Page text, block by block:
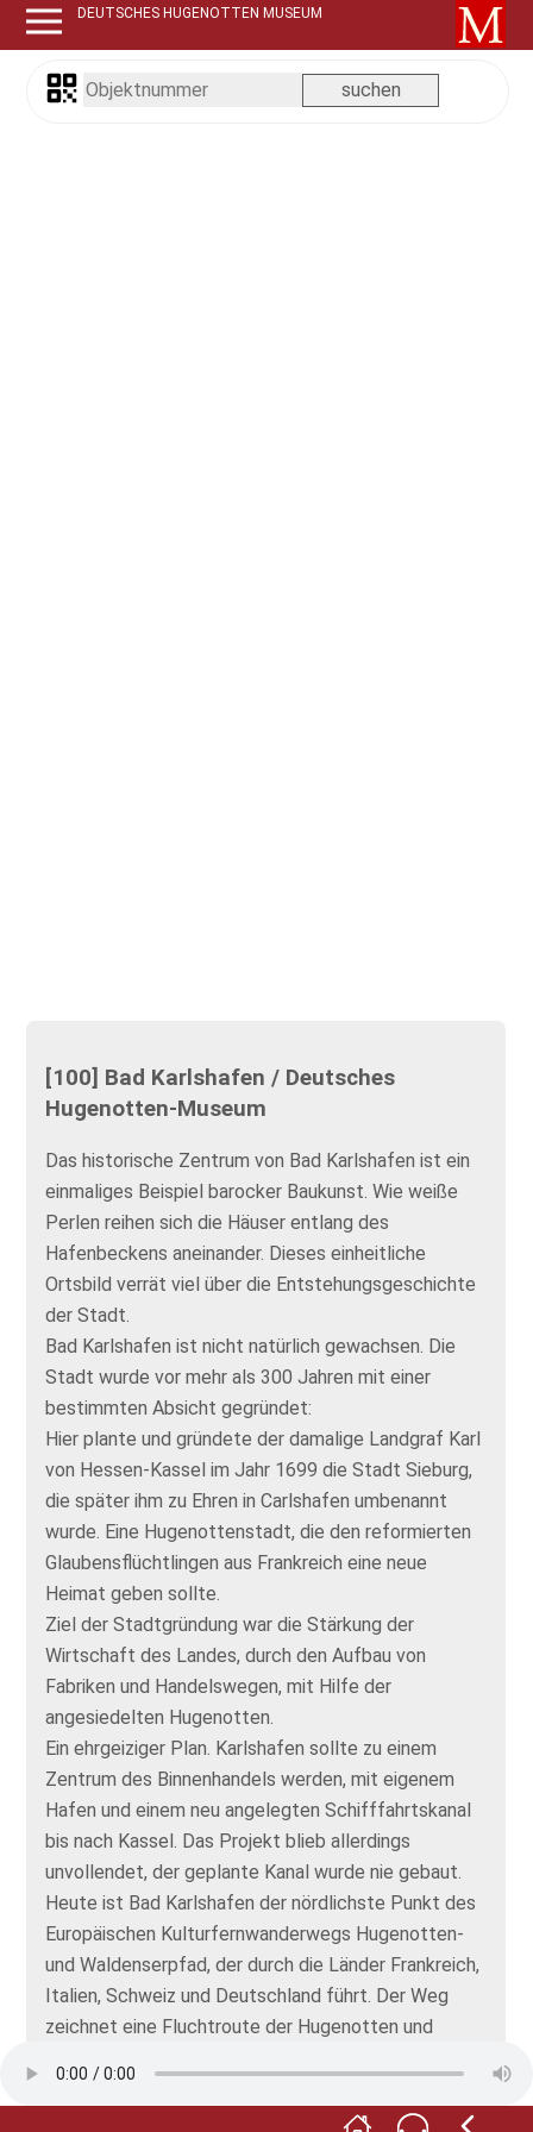
DEUTSCHES HUGENOTTEN MUSEUM
[100] Bad Karlshafen / Deutsches
Hugenotten-Museum
Das historische Zentrum von Bad Karlshafen ist ein
einmaliges Beispiel barocker Baukunst. Wie weiße
Perlen reihen sich die Häuser entlang des
Hafenbeckens aneinander. Dieses einheitliche
Ortsbild verrät viel über die Entstehungsgeschichte
der Stadt.
Bad Karlshafen ist nicht natürlich gewachsen. Die
Stadt wurde vor mehr als 300 Jahren mit einer
bestimmten Absicht gegründet:
Hier plante und gründete der damalige Landgraf Karl
von Hessen-Kassel im Jahr 1699 die Stadt Sieburg,
die später ihm zu Ehren in Carlshafen umbenannt
wurde. Eine Hugenottenstadt, die den reformierten
Glaubensflüchtlingen aus Frankreich eine neue
Heimat geben sollte.
Ziel der Stadtgründung war die Stärkung der
Wirtschaft des Landes, durch den Aufbau von
Fabriken und Handelswegen, mit Hilfe der
angesiedelten Hugenotten.
Ein ehrgeiziger Plan. Karlshafen sollte zu einem
Zentrum des Binnenhandels werden, mit eigenem
Hafen und einem neu angelegten Schifffahrtskanal
bis nach Kassel. Das Projekt blieb allerdings
unvollendet, der geplante Kanal wurde nie gebaut.
Heute ist Bad Karlshafen der nördlichste Punkt des
Europäischen Kulturfernwanderwegs Hugenotten-
und Waldenserpfad, der durch die Länder Frankreich,
Italien, Schweiz und Deutschland führt. Der Weg
zeichnet eine Fluchtroute der Hugenotten und
Hugenotten-Museum, das Sie gleich hinter dem